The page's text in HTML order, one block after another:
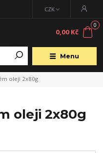
Menu
CZK
0
0,00 Kč
oleji 2x80g
oleji 2x80g